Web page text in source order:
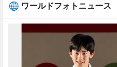
ワールドフォトニュース